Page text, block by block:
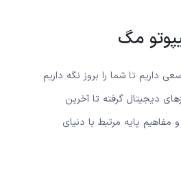
مگ
داریم تا شما را بروز نگه داریم
دیجیتال گرفته تا آخرین
پایه مرتبط با دنیای